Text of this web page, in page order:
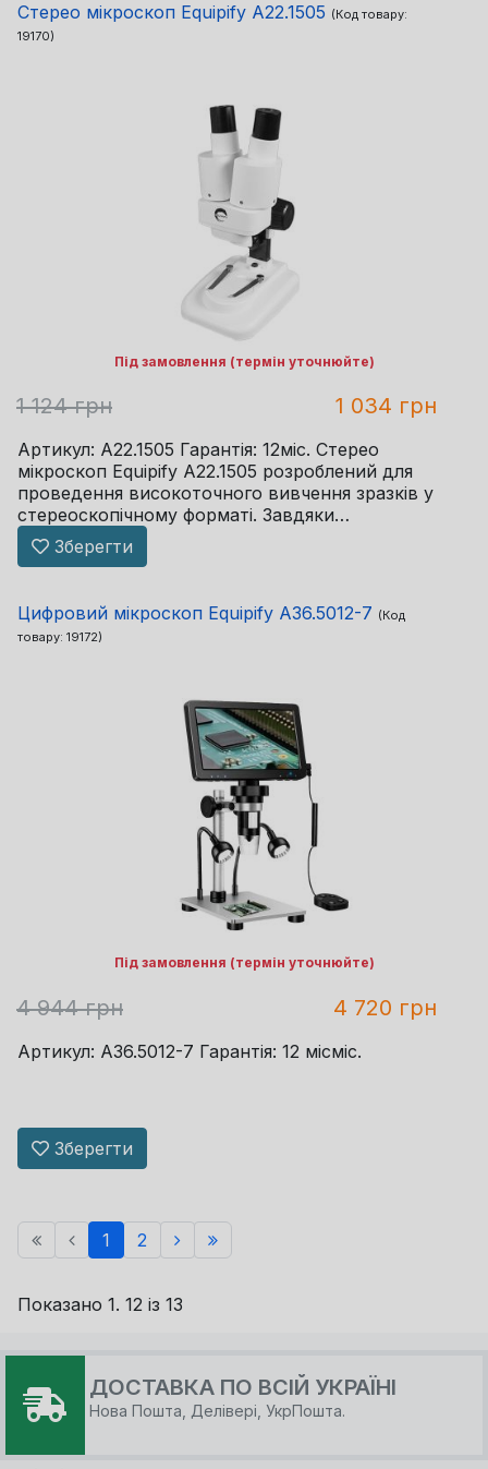
Об'єктив: 1x3x, або ...
Стерео мікроскоп Equipify A22.1505 (Код товару:
19170)
Під замовлення (термін уточнюйте)
1 124 грн 1 034 грн
Артикул: A22.1505 Гарантія: 12міс. Стерео
мікроскоп Equipify A22.1505 розроблений для
проведення високоточного вивчення зразків у
стереоскопічному форматі. Завдяки
бінокулярній головці, що нахилена на 45°, і
можливості регулювання ...
Зберегти
Цифровий мікроскоп Equipify A36.5012-7 (Код
товару: 19172)
Під замовлення (термін уточнюйте)
4 944 грн 4 720 грн
Артикул: A36.5012-7 Гарантія: 12 місміс.
Зберегти
1 2
Показано 1. 12 із 13
ДОСТАВКА ПО ВСІЙ УКРАЇНІ
Нова Пошта, Делівері, УкрПошта.